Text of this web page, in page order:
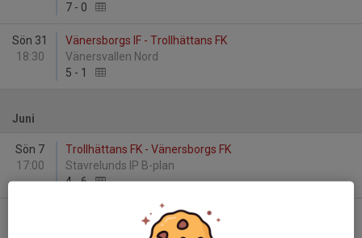
7 - 0
Sön 31
18:30
Vänersborgs IF - Trollhättans FK
Vänersvallen Nord
5 - 1
Juni
Sön 7
17:00
Trollhättans FK - Vänersborgs FK
Stavrelunds IP B-plan
4-6
Wargöns IK - Trollhättans FK
Hallevi IP, Wargön B-plan